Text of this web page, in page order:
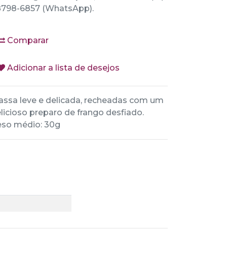
6857 (WhatsApp).
Comparar
Adicionar a lista de desejos
leve e delicada, recheadas com um
preparo de frango desfiado.
médio: 30g